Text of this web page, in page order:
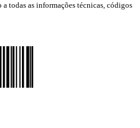
a todas as informações técnicas, códigos